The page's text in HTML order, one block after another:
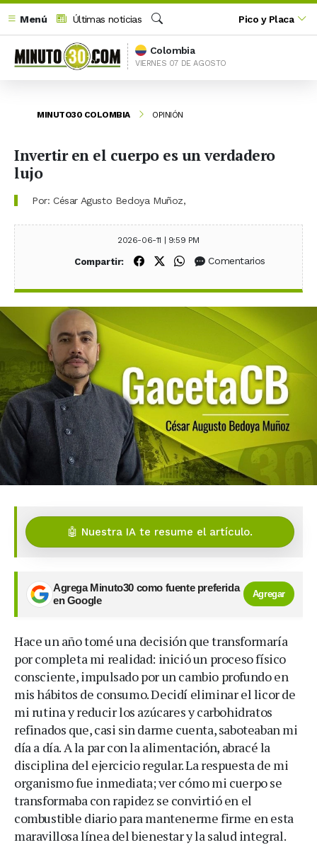
Menú
Últimas noticias
Buscar
Pico y Placa
Colombia
VIERNES 07 DE AGOSTO
MINUTO30 COLOMBIA OPINIÓN
Invertir en el cuerpo es un verdadero
lujo
Por: César Agusto Bedoya Muñoz,
2026-06-11 | 9:59 PM
Compartir: Compartir en Facebook
Compartir en X (Twitter)
Compartir en WhatsApp
Comentarios
🤖 Nuestra IA te resume el artículo.
Agrega Minuto30 como fuente preferida
en Google
Agregar
Hace un año tomé una decisión que transformaría
por completa mi realidad: inició un proceso físico
consciente, impulsado por un cambio profundo en
mis hábitos de consumo. Decidí eliminar el licor de
mi rutina y reducir los azúcares y carbohidratos
refinados que, casi sin darme cuenta, saboteaban mi
día a día. A la par con la alimentación, abracé la
disciplina del ejercicio regular. La respuesta de mi
organismo fue inmediata; ver cómo mi cuerpo se
transformaba con rapidez se convirtió en el
combustible diario para mantenerme firme en esta
maravillosa línea del bienestar y la salud integral.